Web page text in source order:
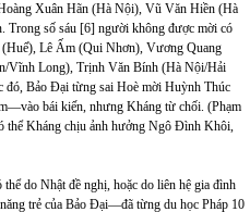
Xuân Hãn (Hà Nội), Vũ Văn Hiền (Hà
Trong số sáu [6] người không được mời có
Lê Ấm (Qui Nhơn), Vương Quang
Vĩnh Long), Trịnh Văn Bính (Hà Nội/Hải
đó, Bảo Đại từng sai Hoè mời Huỳnh Thúc
bái kiến, nhưng Kháng từ chối. (Phạm
thể Kháng chịu ảnh hưởng Ngô Đình Khôi,
do Nhật đề nghị, hoặc do liên hệ gia đình
trẻ của Bảo Đại—đã từng du học Pháp 10